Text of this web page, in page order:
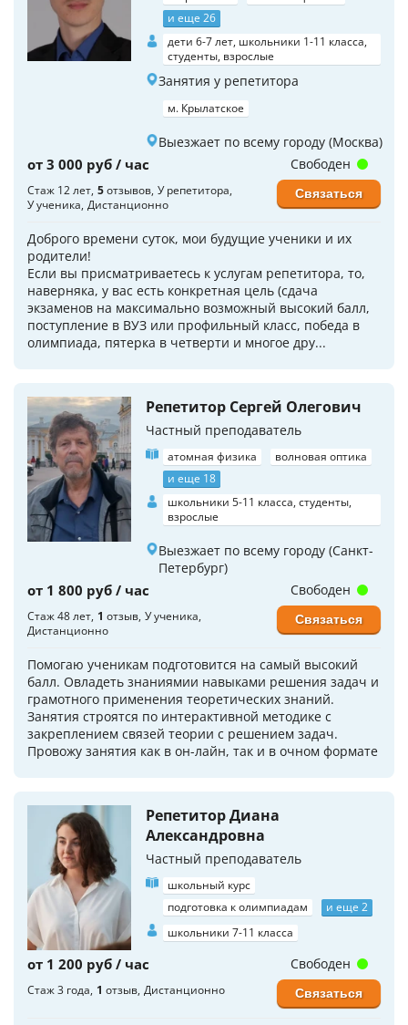
и еще 26
дети 6-7 лет, школьники 1-11 класса,
студенты, взрослые
Занятия у репетитора
м. Крылатское
Выезжает по всему городу (Москва)
от 3 000 руб / час
Стаж 12 лет 5отзывов У репетитора
У ученика Дистанционно
Доброго времени суток, мои будущие ученики и их
родители!
Если вы присматриваетесь к услугам репетитора, то,
наверняка, у вас есть конкретная цель (сдача
экзаменов на максимально возможный высокий балл,
поступление в ВУЗ или профильный класс, победа в
олимпиада, пятерка в четверти и многое дру...
Свободен
Связаться
Репетитор Сергей Олегович
Частный преподаватель
атомная физика
волновая оптика
и еще 18
школьники 5-11 класса, студенты,
взрослые
Выезжает по всему городу (Санкт-
Петербург)
от 1 800 руб / час
Стаж 48 лет 1 отзыв У ученика
Дистанционно
Помогаю ученикам подготовится на самый высокий
балл. Овладеть знаниямии навыками решения задач и
грамотного применения теоретических знаний.
Занятия строятся по интерактивной методике с
закреплением связей теории с решением задач.
Провожу занятия как в он-лайн, так и в очном формате
Свободен
Связаться
Репетитор Диана
Александровна
Частный преподаватель
школьный курс
подготовка к олимпиадам
и еще 2
школьники 7-11 класса
от 1 200 руб / час
Стаж 3 года 1 отзыв Дистанционно
Свободен
Связаться